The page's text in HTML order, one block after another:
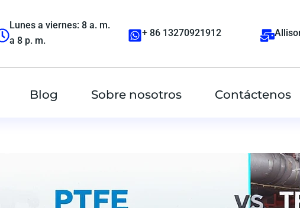
Lunes a viernes: 8 a. m.
a 8 p. m.
+ 86 13270921912
Blog Sobre nosotros Contáctenos